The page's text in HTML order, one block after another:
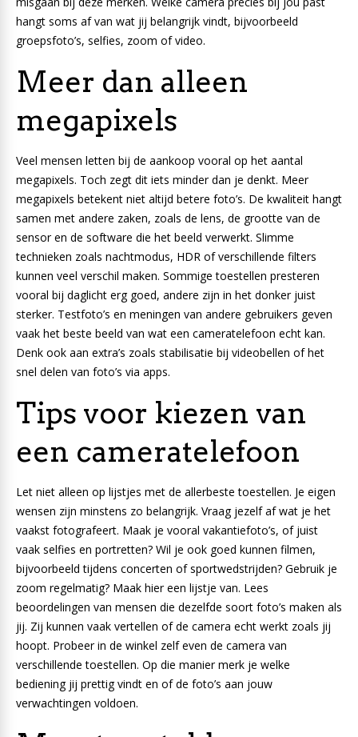
hangt soms af van wat jij belangrijk vindt, bijvoorbeeld
groepsfoto’s, selfies, zoom of video.
Meer dan alleen
megapixels
Veel mensen letten bij de aankoop vooral op het aantal
megapixels. Toch zegt dit iets minder dan je denkt. Meer
megapixels betekent niet altijd betere foto’s. De kwaliteit hangt
samen met andere zaken, zoals de lens, de grootte van de
sensor en de software die het beeld verwerkt. Slimme
technieken zoals nachtmodus, HDR of verschillende filters
kunnen veel verschil maken. Sommige toestellen presteren
vooral bij daglicht erg goed, andere zijn in het donker juist
sterker. Testfoto’s en meningen van andere gebruikers geven
vaak het beste beeld van wat een cameratelefoon echt kan.
Denk ook aan extra’s zoals stabilisatie bij videobellen of het
snel delen van foto’s via apps.
Tips voor kiezen van
een cameratelefoon
Let niet alleen op lijstjes met de allerbeste toestellen. Je eigen
wensen zijn minstens zo belangrijk. Vraag jezelf af wat je het
vaakst fotografeert. Maak je vooral vakantiefoto’s, of juist
vaak selfies en portretten? Wil je ook goed kunnen filmen,
bijvoorbeeld tijdens concerten of sportwedstrijden? Gebruik je
zoom regelmatig? Maak hier een lijstje van. Lees
beoordelingen van mensen die dezelfde soort foto’s maken als
jij. Zij kunnen vaak vertellen of de camera echt werkt zoals jij
hoopt. Probeer in de winkel zelf even de camera van
verschillende toestellen. Op die manier merk je welke
bediening jij prettig vindt en of de foto’s aan jouw
verwachtingen voldoen.